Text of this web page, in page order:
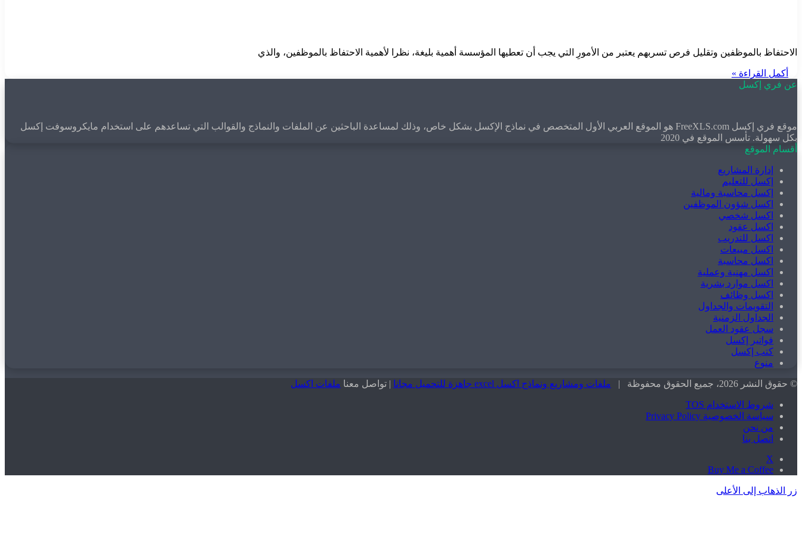
الاحتفاظ بالموظفين وتقليل فرص تسربهم يعتبر من الأمورِ التي يجب أن تعطيها المؤسسة أهمية بليغة، نظرا لأهمية الاحتفاظ بالموظفين، والذي
أكمل القراءة »
عن فري إكسل
موقع فري إكسل FreeXLS.com هو الموقع العربي الأول المتخصص في نماذج الإكسل بشكل خاص، وذلك لمساعدة الباحثين عن الملفات والنماذج والقوالب التي تساعدهم على استخدام مايكروسوفت إكسل
بكل سهولة. تأسس الموقع في 2020
أقسام الموقع
إدارة المشاريع
إكسل للتعليم
إكسل محاسبة ومالية
اكسل شؤون الموظفين
اكسل شخصي
اكسل عقود
اكسل للتدريب
اكسل مبيعات
اكسل محاسبة
اكسل مهنية وعملية
اكسل موارد بشرية
اكسل وظائف
التقويمات والجداول
الجداول الزمنية
سجل عقود العمل
فواتير إكسل
كتب إكسل
منوع
© حقوق النشر 2026، جميع الحقوق محفوظة | ملفات ومشاريع ونماذج اكسل excel جاهزة للتحميل مجانا | تواصل معنا ملفات اكسل
شروط الاستخدام TOS
سياسة الخصوصية Privacy Policy
من نحن
اتصل بنا
‫X
‫Buy Me a Coffee
زر الذهاب إلى الأعلى